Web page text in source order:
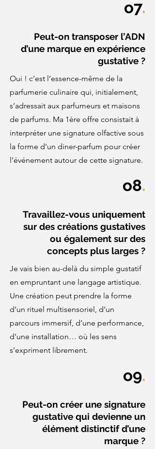
o7.
Peut-on transposer l’ADN
d’une marque en expérience
gustative ?
Oui ! c’est l’essence-même de la
parfumerie culinaire qui, initialement,
s’adressait aux parfumeurs et maisons
de parfums. Ma 1ère offre consistait à
interpréter une signature olfactive sous
la forme d’un diner-parfum pour créer
l’événement autour de cette signature.
o8.
Travaillez-vous uniquement
sur des créations gustatives
ou également sur des
concepts plus larges ?
Je vais bien au-delà du simple gustatif
en empruntant une langage artistique.
Une création peut prendre la forme
d’un rituel multisensoriel, d’un
parcours immersif, d’une performance,
d’une installation… où les sens
s’expriment librement.
o9.
Peut-on créer une signature
gustative qui devienne un
élément distinctif d’une
marque ?